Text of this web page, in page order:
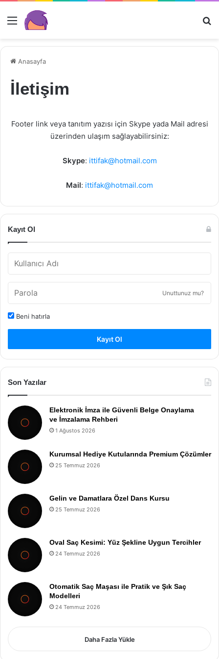
Menü
Anasayfa
İletişim
Footer link veya tanıtım yazısı için Skype yada Mail adresi
üzerinden ulaşım sağlayabilirsiniz:
Skype: ittifak@hotmail.com
Mail: ittifak@hotmail.com
Kayıt Ol
Unuttunuz mu?
Beni hatırla
Kayıt Ol
Son Yazılar
Elektronik İmza ile Güvenli Belge Onaylama
ve İmzalama Rehberi
1 Ağustos 2026
Kurumsal Hediye Kutularında Premium Çözümler
25 Temmuz 2026
Gelin ve Damatlara Özel Dans Kursu
25 Temmuz 2026
Oval Saç Kesimi: Yüz Şekline Uygun Tercihler
24 Temmuz 2026
Otomatik Saç Maşası ile Pratik ve Şık Saç
Modelleri
24 Temmuz 2026
Daha Fazla Yükle